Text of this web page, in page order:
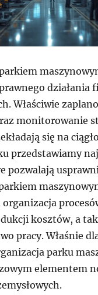
działania
Właściwie
monitorowanie
się na
przedstawiamy
pozwalają
kosztów, a
pracy. Właśnie
parku
elementem